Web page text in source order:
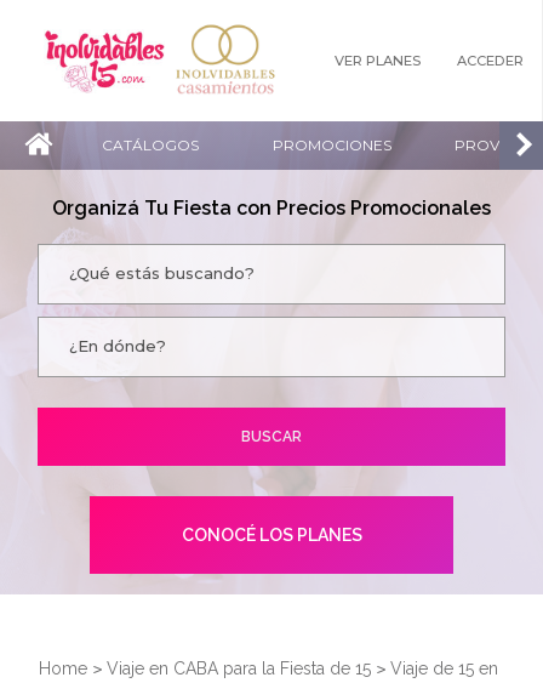
VER PLANES ACCEDER
CATÁLOGOS PROMOCIONES
Organizá Tu Fiesta con Precios Promocionales
CONOCÉ LOS PLANES
Home >Viaje en CABA para la Fiesta de 15 >Viaje de 15 en